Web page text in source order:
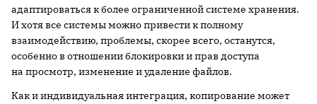
адаптироваться к более ограниченной системе хранения.
И хотя все системы можно привести к полному
взаимодействию, проблемы, скорее всего, останутся,
особенно в отношении блокировки и прав доступа
на просмотр, изменение и удаление файлов.
Как и индивидуальная интеграция, копирование может